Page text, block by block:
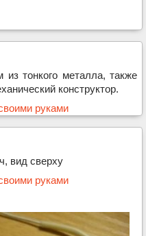
из тонкого металла, также
конструктор.
вид сверху